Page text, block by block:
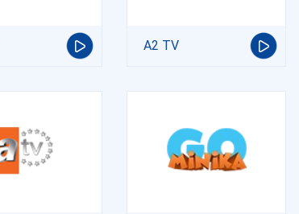
A2 TV